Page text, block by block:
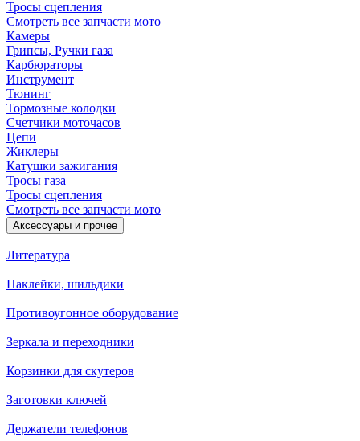
Тросы сцепления
Смотреть все запчасти мото
Камеры
Грипсы, Ручки газа
Карбюраторы
Инструмент
Тюнинг
Тормозные колодки
Счетчики моточасов
Цепи
Жиклеры
Катушки зажигания
Тросы газа
Тросы сцепления
Смотреть все запчасти мото
Аксессуары и прочее
Литература
Наклейки, шильдики
Противоугонное оборудование
Зеркала и переходники
Корзинки для скутеров
Заготовки ключей
Держатели телефонов